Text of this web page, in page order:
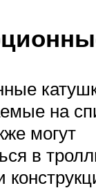
на
могут
в